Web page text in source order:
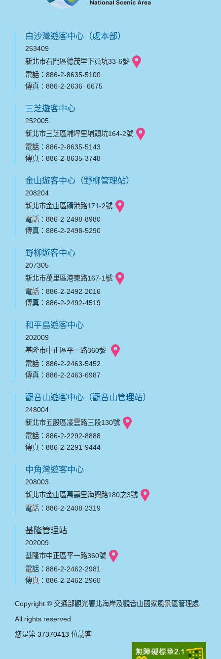
白沙灣遊客中心（處本部）
253409
新北市石門區德茂里下員坑33-6號
電話：886-2-8635-5100
傳真：886-2-2636- 6675
三芝遊客中心
252005
新北市三芝區埔坪里埔頭坑164-2號
電話：886-2-8635-5143
傳真：886-2-8635-3748
金山遊客中心（野柳管理站）
208204
新北市金山區磺港路171-2號
電話：886-2-2498-8980
傳真：886-2-2498-5290
野柳遊客中心
207305
新北市萬里區港東路167-1號
電話：886-2-2492-2016
傳真：886-2-2492-4519
和平島遊客中心
202009
基隆市中正區平一路360號
電話：886-2-2463-5452
傳真：886-2-2463-6987
觀音山遊客中心（觀音山管理站）
248004
新北市五股區凌雲路三段130號
電話：886-2-2292-8888
傳真：886-2-2291-9444
中角灣遊客中心
208003
新北市金山區萬壽里海興路180之3號
電話：886-2-2408-2319
基隆管理站
202009
基隆市中正區平一路360號
電話：886-2-2462-2981
傳真：886-2-2462-2960
Copyright © 交通部觀光署北海岸及觀音山國家風景區管理處.
All rights reserved.
您是第 37370413 位訪客